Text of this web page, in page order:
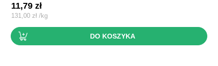
11,79zł
131,00zł /kg
DO KOSZYKA